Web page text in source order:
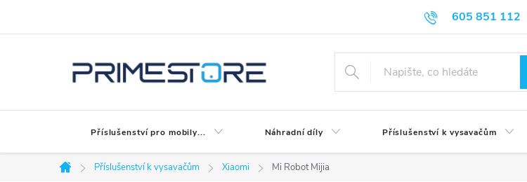
605 851 112
Příslušenství pro mobily... Náhradní díly Příslušenství k vysavačům
Domů
Příslušenství k vysavačům Xiaomi Mi Robot Mijia